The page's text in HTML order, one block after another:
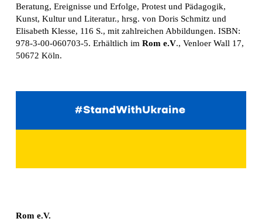
Beratung, Ereignisse und Erfolge, Protest und Pädagogik,
Kunst, Kultur und Literatur., hrsg. von Doris Schmitz und
Elisabeth Klesse, 116 S., mit zahlreichen Abbildungen. ISBN:
978-3-00-060703-5. Erhältlich im Rom e.V., Venloer Wall 17,
50672 Köln.
Rom e.V.